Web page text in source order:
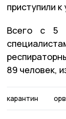
приступили
Всего с 5
89 человек,
карантин